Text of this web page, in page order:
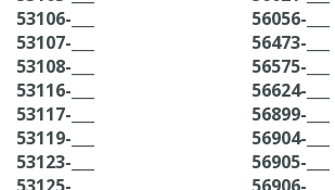
53106-___
53107-___
53108-___
53116-___
53117-___
53119-___
53123-___
56056-___
56473-___
56575-___
56624-___
56899-___
56904-___
56905-___